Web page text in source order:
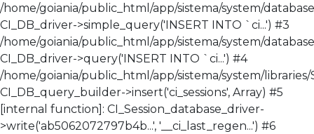
/home/goiania/public_html/app/sistema/system/
CI_DB_driver->simple_query('INSERT INTO `ci...') #3
/home/goiania/public_html/app/sistema/system/
CI_DB_driver->query('INSERT INTO `ci...') #4
/home/goiania/public_html/app/sistema/system/libraries/
CI_DB_query_builder->insert('ci_sessions', Array) #5
[internal function]: CI_Session_database_driver-
>write('ab5062072797b4b...', '__ci_last_regen...') #6